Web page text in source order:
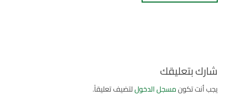
شارك بتعليقك
يجب أنت تكونمسجل الدخوللتضيف تعليقاً.